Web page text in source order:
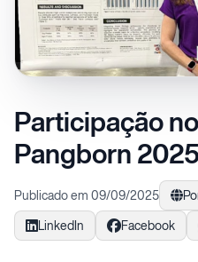
Participação
Pangborn 2025
Publicado em 09/09/2025
LinkedIn
Facebook